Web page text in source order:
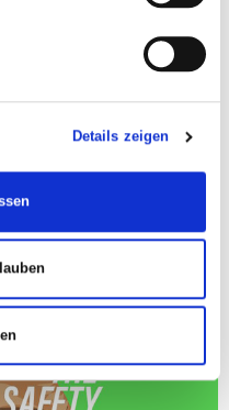
Details zeigen
und